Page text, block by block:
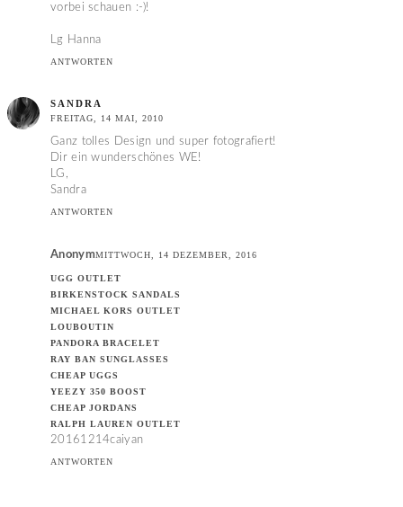
vorbei schauen :-)!
Lg Hanna
ANTWORTEN
SANDRA
FREITAG, 14 MAI, 2010
Ganz tolles Design und super fotografiert!
Dir ein wunderschönes WE!
LG,
Sandra
ANTWORTEN
AnonymMITTWOCH, 14 DEZEMBER, 2016
UGG OUTLET
BIRKENSTOCK SANDALS
MICHAEL KORS OUTLET
LOUBOUTIN
PANDORA BRACELET
RAY BAN SUNGLASSES
CHEAP UGGS
YEEZY 350 BOOST
CHEAP JORDANS
RALPH LAUREN OUTLET
20161214caiyan
ANTWORTEN